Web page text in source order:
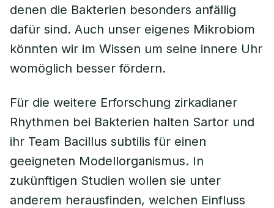
denen die Bakterien besonders anfällig
dafür sind. Auch unser eigenes Mikrobiom
könnten wir im Wissen um seine innere Uhr
womöglich besser fördern.
Für die weitere Erforschung zirkadianer
Rhythmen bei Bakterien halten Sartor und
ihr Team Bacillus subtilis für einen
geeigneten Modellorganismus. In
zukünftigen Studien wollen sie unter
anderem herausfinden, welchen Einfluss